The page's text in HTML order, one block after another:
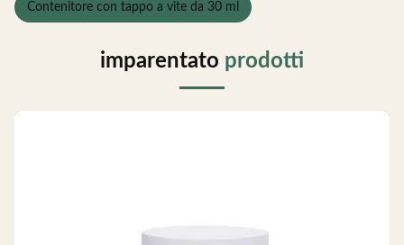
Contenitore con tappo a vite da 30 ml
imparentato prodotti